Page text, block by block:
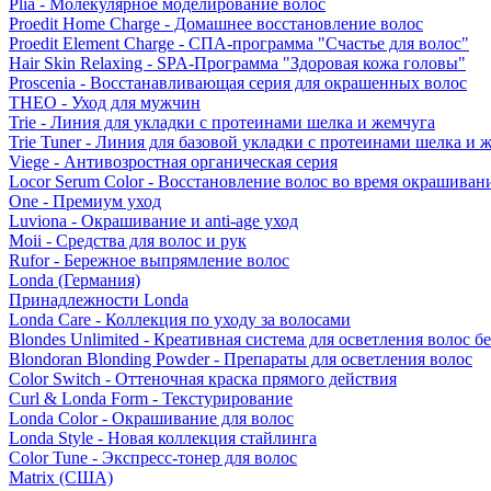
Plia - Молекулярное моделирование волос
Proedit Home Charge - Домашнее восстановление волос
Proedit Element Charge - СПА-программа "Счастье для волос"
Hair Skin Relaxing - SPA-Программа "Здоровая кожа головы"
Proscenia - Восстанавливающая серия для окрашенных волос
THEO - Уход для мужчин
Trie - Линия для укладки с протеинами шелка и жемчуга
Trie Tuner - Линия для базовой укладки с протеинами шелка и
Viege - Антивозростная органическая серия
Locor Serum Color - Восстановление волос во время
One - Премиум уход
Luviona - Окрашивание и anti-age уход
Moii - Средства для волос и рук
Rufor - Бережное выпрямление волос
Londa (Германия)
Принадлежности Londa
Londa Care - Коллекция по уходу за волосами
Blondes Unlimited - Креативная система для осветления волос
Blondoran Blonding Powder - Препараты для осветления волос
Color Switch - Оттеночная краска прямого действия
Curl & Londa Form - Текстурирование
Londa Color - Окрашивание для волос
Londa Style - Новая коллекция стайлинга
Color Tune - Экспресс-тонер для волос
Matrix (США)